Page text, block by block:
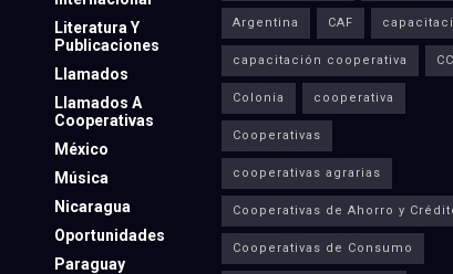
Literatura Y
Publicaciones
Llamados
Llamados A
Cooperativas
México
Música
Nicaragua
Oportunidades
Paraguay
Argentina CAF
capacitación cooperativa
Colonia cooperativa
Cooperativas
cooperativas agrarias
Cooperativas de Ahorro y
Cooperativas de Consumo